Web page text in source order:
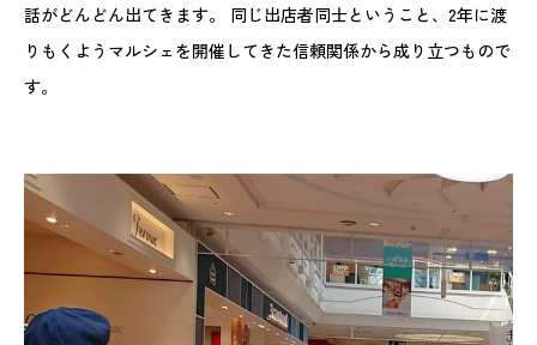
話がどんどん出てきます。 同じ出店者同士ということ、2年に渡
りもくようマルシェを開催してきた信頼関係から成り立つもので
す。